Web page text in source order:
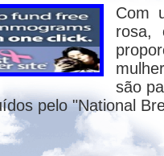
mais elevado.
poderia morrer
uma vez; que
isto é, a morte,
homem morre
espírito
aperfeiçoamento
Com
rosa,
são
pelo "National